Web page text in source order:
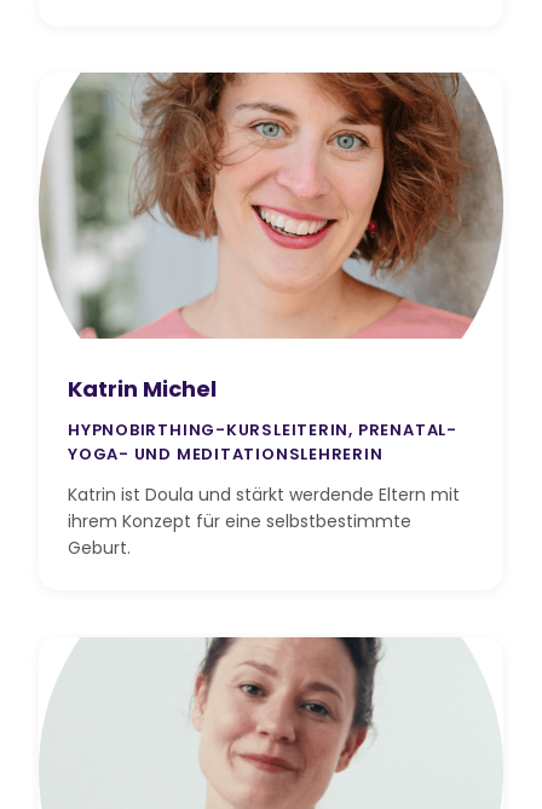
Katrin Michel
HYPNOBIRTHING-KURSLEITERIN, PRENATAL-
YOGA- UND MEDITATIONSLEHRERIN
Katrin ist Doula und stärkt werdende Eltern mit
ihrem Konzept für eine selbstbestimmte
Geburt.